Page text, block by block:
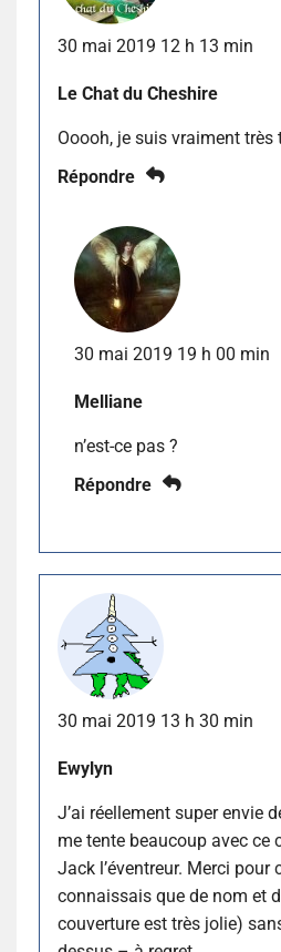
30 mai 2019 12 h 13 min
Le Chat du Cheshire
Ooooh, je suis vraiment très
Répondre
30 mai 2019 19 h 00 min
Melliane
n’est-ce pas ?
Répondre
30 mai 2019 13 h 30 min
Ewylyn
J’ai réellement super envie
me tente beaucoup avec ce
Jack l’éventreur. Merci pour
connaissais que de nom et
couverture est très jolie)